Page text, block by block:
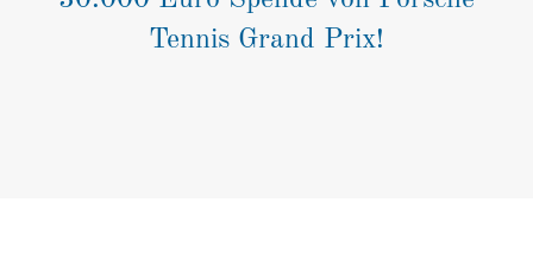
Tennis Grand Prix!